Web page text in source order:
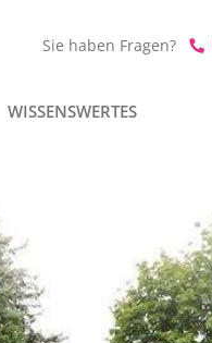
Sie haben Fragen?
WISSENSWERTES